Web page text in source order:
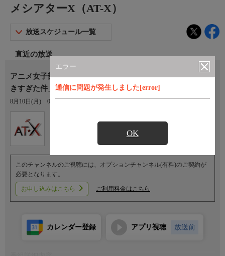
エラー
通信に問題が発生しました[error]
OK
メシアターX（AT-X）
放送スケジュール一覧
直近の放送
アニメ女子部「逃がした魚は大きかったが釣りあげた魚が大
きすぎた件」 #03
8月10日(月) 08:00〜08:30
アニメシアターX（AT-X）
このチャンネルのご視聴には、オプションチャンネル(有料)のご契約が
必要となります。
お申し込みはこちら ご利用料金はこちら
カレンダー登録 アプリ視聴 放送前